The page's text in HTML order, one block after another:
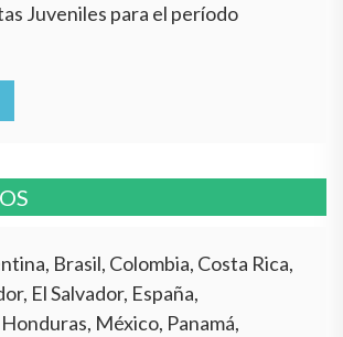
Juveniles para el período
Brasil, Colombia, Costa Rica,
El Salvador, España,
México, Panamá,